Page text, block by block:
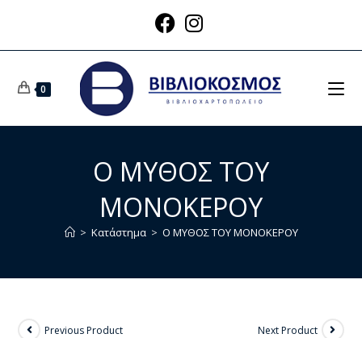
0
Ο ΜΥΘΟΣ ΤΟΥ
ΜΟΝΟΚΕΡΟΥ
> Κατάστημα > Ο ΜΥΘΟΣ ΤΟΥ ΜΟΝΟΚΕΡΟΥ
Previous Product Next Product